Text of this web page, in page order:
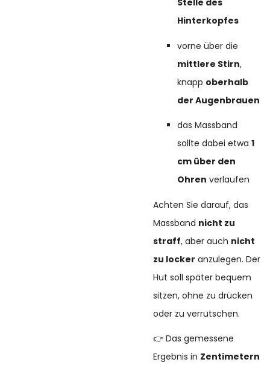
Stelle des
Hinterkopfes
vorne über die
mittlere Stirn,
knapp oberhalb
der Augenbrauen
das Massband
sollte dabei etwa1
cm über den
Ohren verlaufen
Achten Sie darauf, das
Massband nicht zu
straff, aber auch nicht
zu locker anzulegen. Der
Hut soll später bequem
sitzen, ohne zu drücken
oder zu verrutschen.
👉 Das gemessene
Ergebnis in Zentimetern